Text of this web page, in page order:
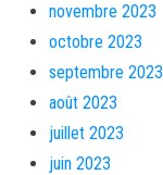
novembre 2023
octobre 2023
septembre 2023
août 2023
juillet 2023
juin 2023